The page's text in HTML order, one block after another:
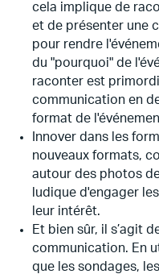
cela implique de
et de présenter une
pour rendre
du "pourquoi" de
raconter est
communication en
format de
Innover dans les
nouveaux formats,
autour des photos
ludique d'engager
leur intérêt.
Et bien sûr, il s’agit
communication. En
que les sondages,